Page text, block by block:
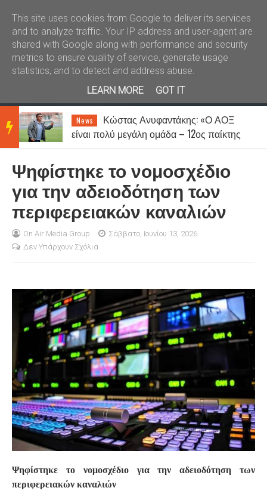
Καλώς ήλθατε Kral News
BRE
AKIN
NEW
News
Κώστας Ανυφαντάκης: «Ο ΑΟΞ
είναι πολύ μεγάλη ομάδα – 12ος παίκτης
Ψηφίστηκε το νομοσχέδιο
για την αδειοδότηση των
περιφερειακών καναλιών
On Air Media Group
Σάββατο, Ιουνίου 13, 2026
Δεν Υπάρχουν Σχόλια
Ψηφίστηκε το νομοσχέδιο για την αδειοδότηση των
περιφερειακών καναλιών
This site uses cookies from Google to deliver its services
and to analyze traffic. Your IP address and user-agent are
shared with Google along with performance and security
metrics to ensure quality of service, generate usage
statistics, and to detect and address abuse.
LEARN MORE
GOT IT